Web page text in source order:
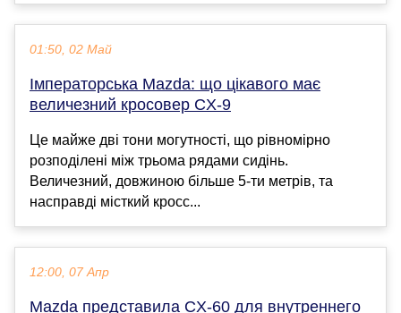
01:50, 02 Май
Імператорська Mazda: що цікавого має
величезний кросовер CX-9
Це майже дві тони могутності, що рівномірно
розподілені між трьома рядами сидінь.
Величезний, довжиною більше 5-ти метрів, та
насправді місткий кросс...
12:00, 07 Апр
Mazda представила CX-60 для внутреннего